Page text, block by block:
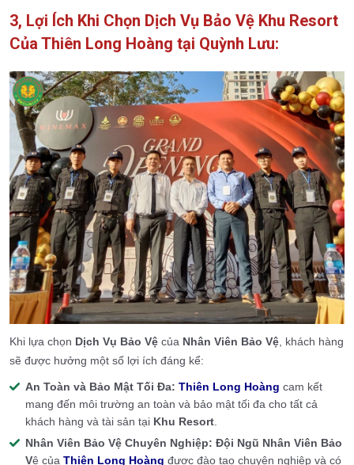
3, Lợi Ích Khi Chọn Dịch Vụ Bảo Vệ Khu Resort
Của Thiên Long Hoàng tại Quỳnh Lưu:
Khi lựa chọn Dịch Vụ Bảo Vệ của Nhân Viên Bảo Vệ , khách hàng
sẽ được hưởng một số lợi ích đáng kể:
An Toàn và Bảo Mật Tối Đa: Thiên Long Hoàng cam kết
mang đến môi trường an toàn và bảo mật tối đa cho tất cả
khách hàng và tài sản tại Khu Resort
Nhân Viên Bảo Vệ Chuyên Nghiệp: Đội Ngũ Nhân Viên Bảo
Vệ của Thiên Long Hoàng được đào tạo chuyên nghiệp và có